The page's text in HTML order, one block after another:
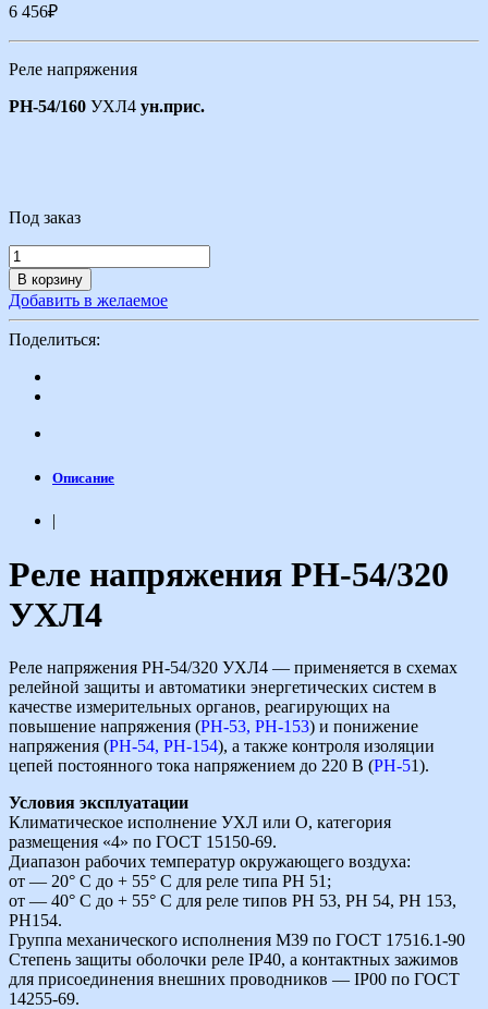
6 456₽
Реле напряжения
РН-54/160 УХЛ4 ун.прис.
Под заказ
В корзину
Добавить в желаемое
Поделиться:
Описание
|
Реле напряжения РН-54/320
УХЛ4
Реле напряжения РН-54/320 УХЛ4 — применяется в схемах
релейной защиты и автоматики энергетических систем в
качестве измерительных органов, реагирующих на
повышение напряжения (РН-53, РН-153) и понижение
напряжения (РН-54, РН-154), а также контроля изоляции
цепей постоянного тока напряжением до 220 В (РН-51).
Условия эксплуатации
Климатическое исполнение УХЛ или О, категория
размещения «4» по ГОСТ 15150-69.
Диапазон рабочих температур окружающего воздуха:
от — 20° С до + 55° С для реле типа РН 51;
от — 40° С до + 55° С для реле типов РН 53, РН 54, РН 153,
РН154.
Группа механического исполнения М39 по ГОСТ 17516.1-90
Степень защиты оболочки реле IP40, а контактных зажимов
для присоединения внешних проводников — IP00 по ГОСТ
14255-69.